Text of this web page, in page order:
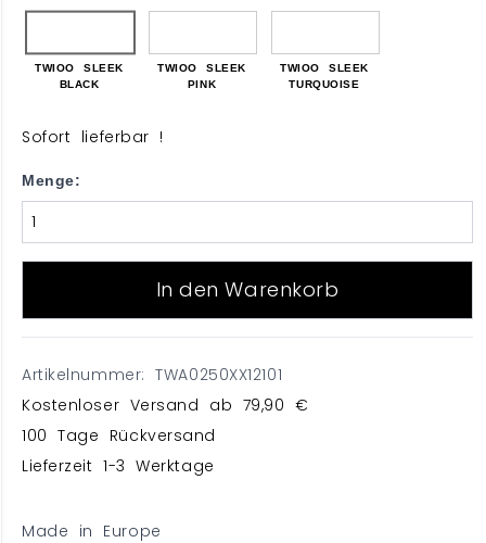
TWIOO SLEEK
BLACK
TWIOO SLEEK
PINK
TWIOO SLEEK
TURQUOISE
Sofort lieferbar !
Menge:
In den Warenkorb
Artikelnummer: TWA0250XX12101
Kostenloser Versand ab 79,90 €
100 Tage Rückversand
Lieferzeit 1-3 Werktage
Made in Europe